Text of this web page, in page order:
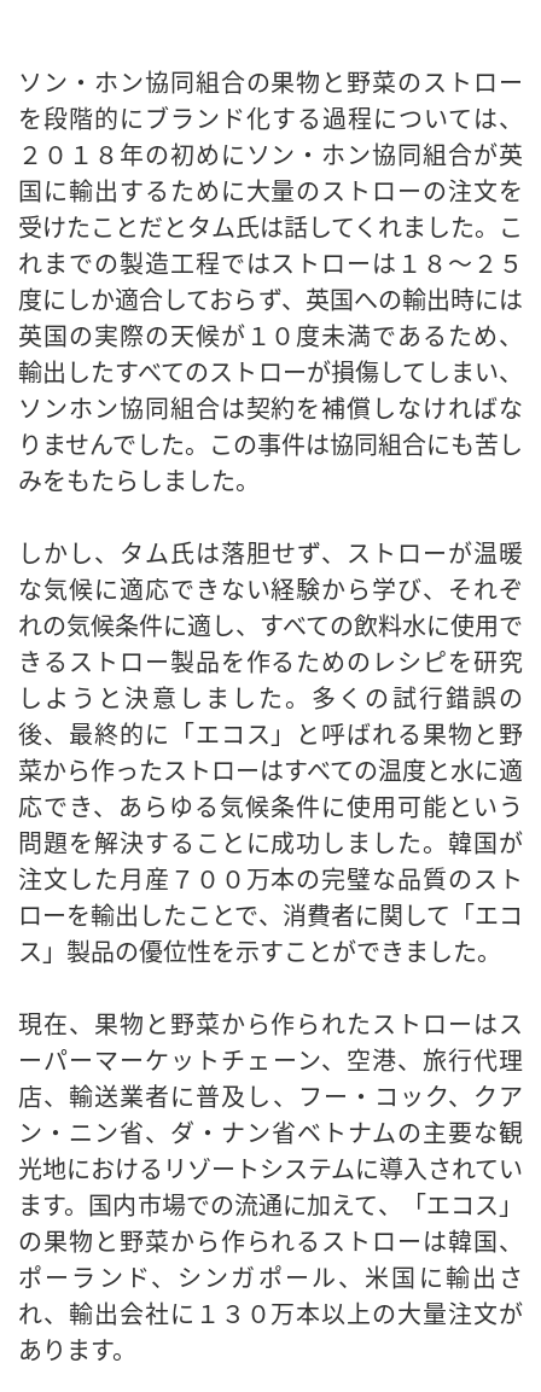
ソン・ホン協同組合の果物と野菜のストロー
を段階的にブランド化する過程については、
２０１８年の初めにソン・ホン協同組合が英
国に輸出するために大量のストローの注文を
受けたことだとタム氏は話してくれました。こ
れまでの製造工程ではストローは１８〜２５
度にしか適合しておらず、英国への輸出時には
英国の実際の天候が１０度未満であるため、
輸出したすべてのストローが損傷してしまい、
ソンホン協同組合は契約を補償しなければな
りませんでした。この事件は協同組合にも苦し
みをもたらしました。
しかし、タム氏は落胆せず、ストローが温暖
な気候に適応できない経験から学び、それぞ
れの気候条件に適し、すべての飲料水に使用で
きるストロー製品を作るためのレシピを研究
しようと決意しました。多くの試行錯誤の
後、最終的に「エコス」と呼ばれる果物と野
菜から作ったストローはすべての温度と水に適
応でき、あらゆる気候条件に使用可能という
問題を解決することに成功しました。韓国が
注文した月産７００万本の完璧な品質のスト
ローを輸出したことで、消費者に関して「エコ
ス」製品の優位性を示すことができました。
現在、果物と野菜から作られたストローはス
ーパーマーケットチェーン、空港、旅行代理
店、輸送業者に普及し、フー・コック、クア
ン・ニン省、ダ・ナン省ベトナムの主要な観
光地におけるリゾートシステムに導入されてい
ます。国内市場での流通に加えて、「エコス」
の果物と野菜から作られるストローは韓国、
ポーランド、シンガポール、米国に輸出さ
れ、輸出会社に１３０万本以上の大量注文が
あります。